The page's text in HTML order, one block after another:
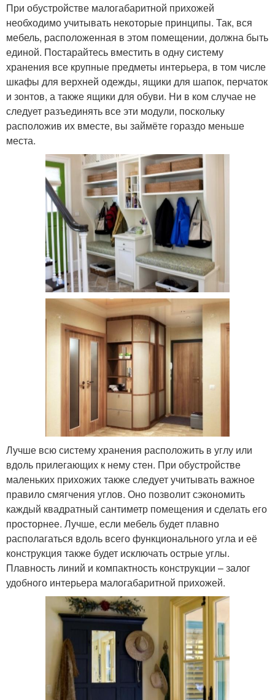
При обустройстве малогабаритной прихожей
необходимо учитывать некоторые принципы. Так, вся
мебель, расположенная в этом помещении, должна быть
единой. Постарайтесь вместить в одну систему
хранения все крупные предметы интерьера, в том числе
шкафы для верхней одежды, ящики для шапок, перчаток
и зонтов, а также ящики для обуви. Ни в ком случае не
следует разъединять все эти модули, поскольку
расположив их вместе, вы займёте гораздо меньше
места.
Лучше всю систему хранения расположить в углу или
вдоль прилегающих к нему стен. При обустройстве
маленьких прихожих также следует учитывать важное
правило смягчения углов. Оно позволит сэкономить
каждый квадратный сантиметр помещения и сделать его
просторнее. Лучше, если мебель будет плавно
располагаться вдоль всего функционального угла и её
конструкция также будет исключать острые углы.
Плавность линий и компактность конструкции – залог
удобного интерьера малогабаритной прихожей.